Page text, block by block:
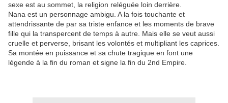
sexe est au sommet, la religion reléguée loin derrière.
Nana est un personnage ambigu. A la fois touchante et
attendrissante de par sa triste enfance et les moments de brave
fille qui la transpercent de temps à autre. Mais elle se veut aussi
cruelle et perverse, brisant les volontés et multipliant les caprices.
Sa montée en puissance et sa chute tragique en font une
légende à la fin du roman et signe la fin du 2nd Empire.